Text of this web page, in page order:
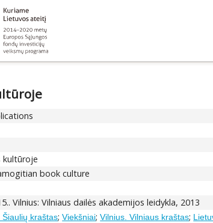
kultūroje
book culture
Vilnius: Vilniaus dailės akademijos leidykla, 2013
Šiaulių kraštas;Viekšniai;Vilnius. Vilniaus kraštas;